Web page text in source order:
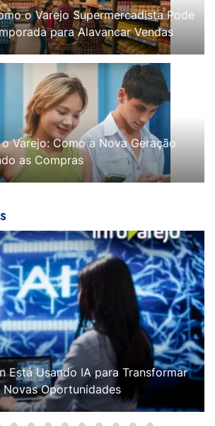
o Varejo Supermercadista Pode
para Alavancar Vendas
Varejo: Como a Nova Geração
as Compras
Está Usando IA para Transformar
Oportunidades